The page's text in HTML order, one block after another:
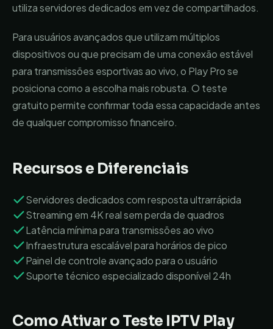
utiliza servidores dedicados em vez de compartilhados.
Para usuários avançados que utilizam múltiplos
dispositivos ou que precisam de uma conexão estável
para transmissões esportivas ao vivo, o Play Pro se
posiciona como a escolha mais robusta. O teste
gratuito permite confirmar toda essa capacidade antes
de qualquer compromisso financeiro.
Recursos e Diferenciais
Servidores dedicados com resposta ultrarrápida
Streaming em 4K real sem perda de quadros
Latência mínima para transmissões ao vivo
Infraestrutura escalável para horários de pico
Painel de controle avançado para o usuário
Suporte técnico especializado disponível 24h
Como Ativar o Teste IPTV Play